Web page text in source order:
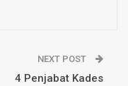
NEXT POST
4 Penjabat Kades